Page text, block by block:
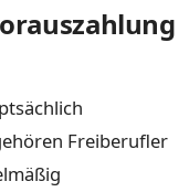
Freiberufler